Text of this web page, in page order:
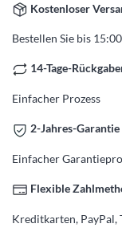
Kostenloser
Bestellen Sie bis
14-Tage-
Einfacher Prozess
2-Jahres-Garantie
Einfacher
Flexible
Kreditkarten, PayPal,